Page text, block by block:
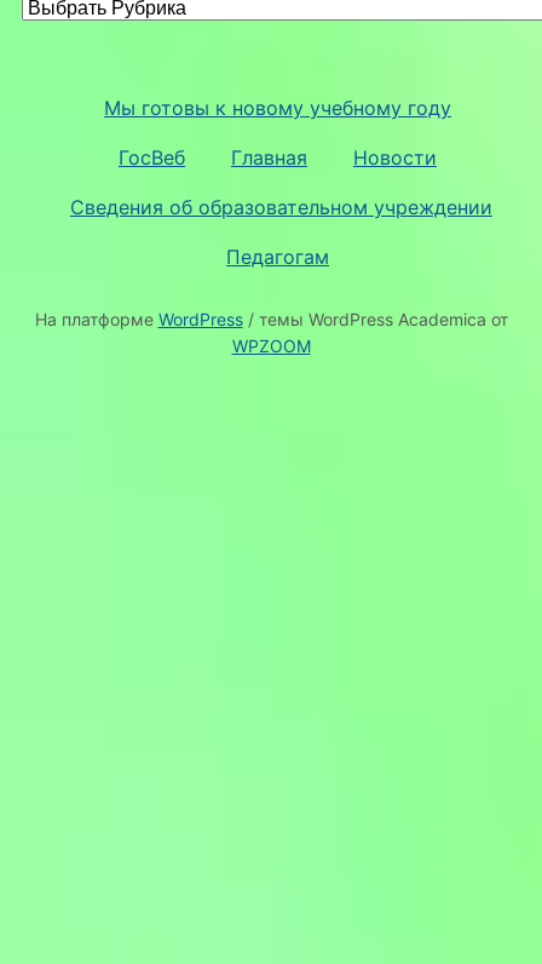
Мы готовы к новому учебному году
ГосВеб Главная Новости
Сведения об образовательном учреждении
Педагогам
На платформе WordPress/ темы WordPress Academica от
WPZOOM